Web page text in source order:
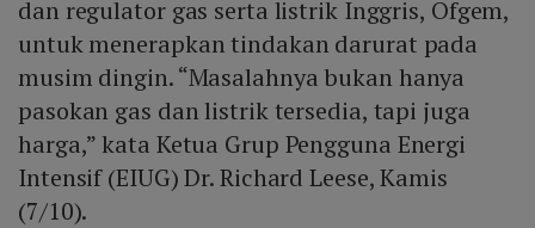
dan regulator gas serta listrik Inggris, Ofgem,
untuk menerapkan tindakan darurat pada
musim dingin. “Masalahnya bukan hanya
pasokan gas dan listrik tersedia, tapi juga
harga,” kata Ketua Grup Pengguna Energi
Intensif (EIUG) Dr. Richard Leese, Kamis
(7/10).